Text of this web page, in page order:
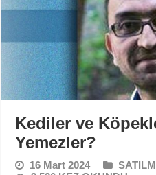
Kediler ve
Yemezler?
16 Mart 2024